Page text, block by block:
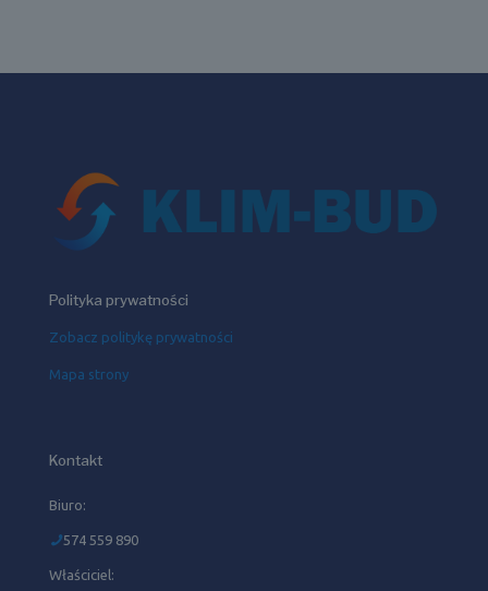
Polityka prywatności
Zobacz politykę prywatności
Mapa strony
Kontakt
Biuro:
574 559 890
Właściciel: